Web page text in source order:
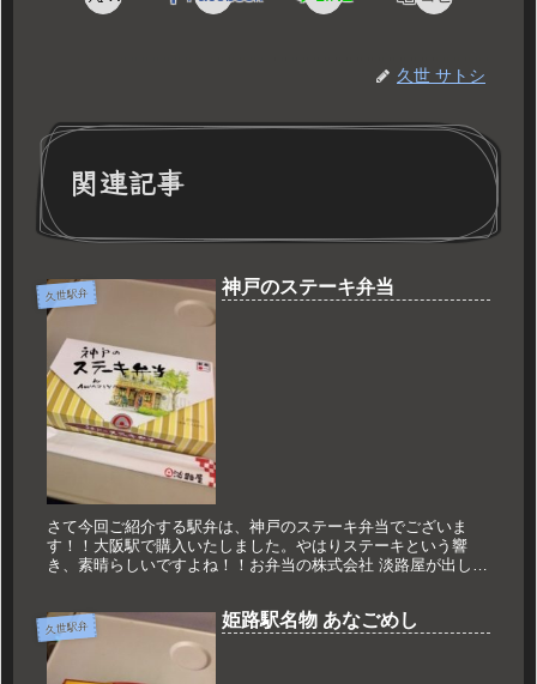
久世 サトシ
関連記事
久世駅弁 神戸のステーキ弁当
さて今回ご紹介する駅弁は、神戸のステーキ弁当でございま
す！！大阪駅で購入いたしました。やはりステーキという響
き、素晴らしいですよね！！お弁当の株式会社 淡路屋が出して
久世駅弁 姫路駅名物 あなごめし